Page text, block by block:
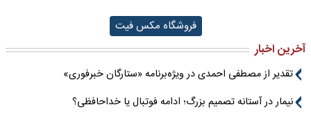
فروشگاه مکس فیت
آخرین اخبار
تقدیر از مصطفی احمدی در ویژه‌برنامه «ستارگان خبرفوری»
نیمار در آستانه تصمیم بزرگ؛ ادامه فوتبال یا خداحافظی؟